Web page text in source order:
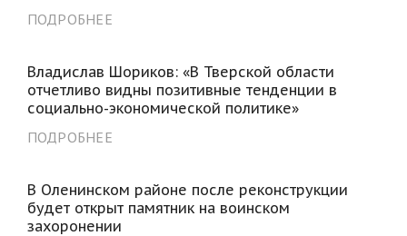
ПОДРОБНЕЕ
Владислав Шориков: «В Тверской области
отчетливо видны позитивные тенденции в
социально-экономической политике»
ПОДРОБНЕЕ
В Оленинском районе после реконструкции
будет открыт памятник на воинском
захоронении